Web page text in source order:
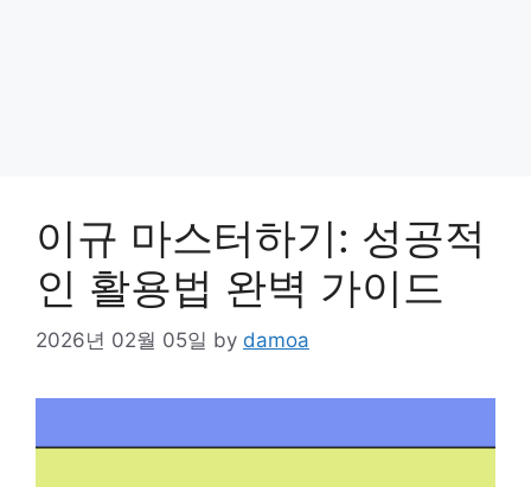
이규 마스터하기: 성공적
인 활용법 완벽 가이드
2026년 02월 05일 by damoa